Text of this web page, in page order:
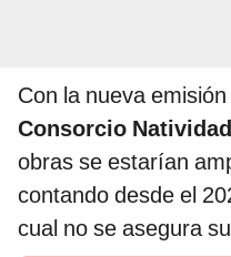
Con la nueva
Consorcio
obras se estarían
contando desde el
cual no se asegura